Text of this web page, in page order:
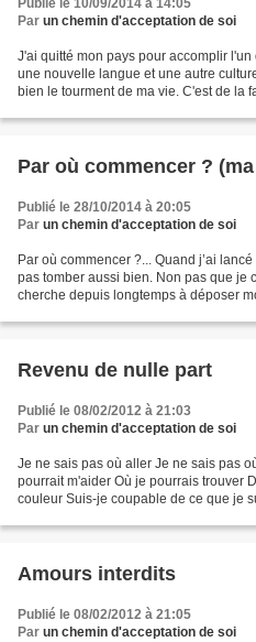
Publié le 10/09/2014 à 14:05
Par un chemin d'acceptation de soi
J'ai quitté mon pays pour accomplir
une nouvelle langue et une autre
bien le tourment de ma vie. C'est de la
Par où commencer ?
Publié le 28/10/2014 à 20:05
Par un chemin d'acceptation de soi
Par où commencer ?... Quand j’ai
pas tomber aussi bien. Non pas que je
cherche depuis longtemps à déposer
Revenu de nulle part
Publié le 08/02/2012 à 21:03
Par un chemin d'acceptation de soi
Je ne sais pas où aller Je ne sais pas
pourrait m'aider Où je pourrais trouver
couleur Suis-je coupable de ce que je
Amours interdits
Publié le 08/02/2012 à 21:05
Par un chemin d'acceptation de soi